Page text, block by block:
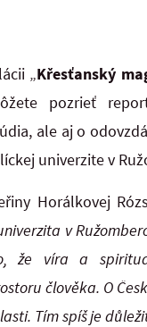
„Křesťanský
pozrieť
ale aj o
univerzite v
Horálkovej
v
že víra a
člověka. O
Tím spíš je